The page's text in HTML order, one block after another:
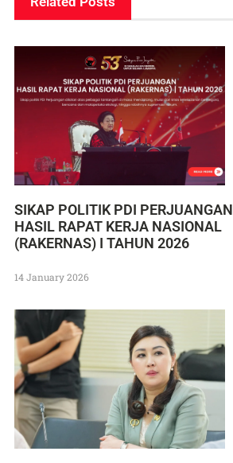
SIKAP POLITIK PDI PERJUANGAN
HASIL RAPAT KERJA NASIONAL
(RAKERNAS) I TAHUN 2026
14 January 2026